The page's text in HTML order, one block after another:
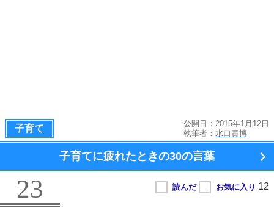
子育て
公開日：2015年1月12日
執筆者： 水口貴博
子育てに疲れたときの30の言葉
23